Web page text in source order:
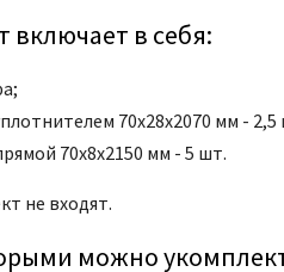
включает в себя:
70x28x2070 мм - 2,5
70x8x2150 мм - 5 шт.
не входят.
можно